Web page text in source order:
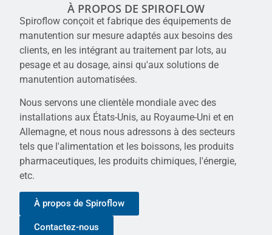
À PROPOS DE SPIROFLOW
Spiroflow conçoit et fabrique des équipements de
manutention sur mesure adaptés aux besoins des
clients, en les intégrant au traitement par lots, au
pesage et au dosage, ainsi qu'aux solutions de
manutention automatisées.
Nous servons une clientèle mondiale avec des
installations aux États-Unis, au Royaume-Uni et en
Allemagne, et nous nous adressons à des secteurs
tels que l'alimentation et les boissons, les produits
pharmaceutiques, les produits chimiques, l'énergie,
etc.
À propos de Spiroflow
Contactez-nous